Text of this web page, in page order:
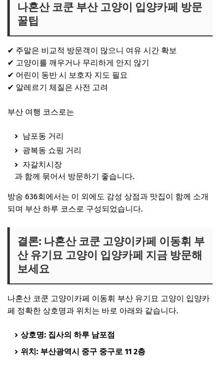
나혼산 코쿤 부산 고양이 입양카페 방문
꿀팁
✔ 주말은 비교적 방문객이 많으니 여유 시간 확보
✔ 고양이를 깨우거나 무리하게 안지 않기
✔ 어린이 동반 시 보호자 지도 필요
✔ 알레르기 체질은 사전 고려
부산 여행 코스로는
남포동 거리
광복동 쇼핑 거리
자갈치시장
과 함께 묶어서 방문하기 좋습니다.
방송 636회에서는 이 외에도 감성 상점과 맛집이 함께 소개
되며 부산 하루 코스로 구성되었습니다.
결론: 나혼산 코쿤 고양이카페 이동휘 부
산 유기묘 고양이 입양카페 지금 방문해
보세요
나혼산 코쿤 고양이카페 이동휘 부산 유기묘 고양이 입양카
페 정확한 상호명과 위치는 바로 아래와 같습니다.
상호명: 집사의 하루 남포점
위치: 부산광역시 중구 중구로 11 2층